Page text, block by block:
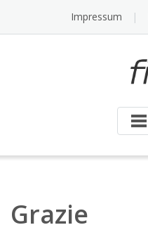
content
Impressum
Grazie